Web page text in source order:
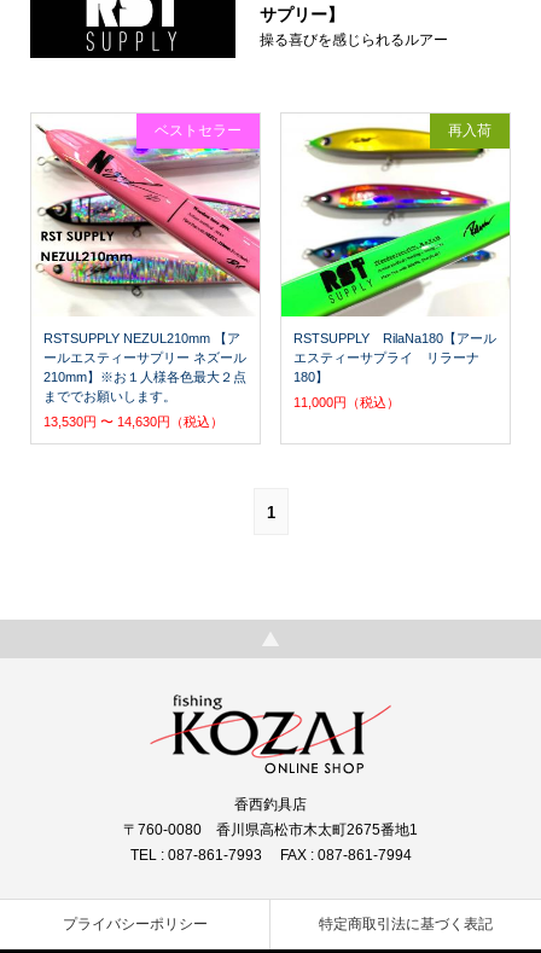
サプリー】
操る喜びを感じられるルアー
RSTSUPPLY NEZUL210mm 【ア
ールエスティーサプリー ネズール
210mm】※お１人様各色最大２点
まででお願いします。
13,530円 〜 14,630円（税込）
ベストセラー
RSTSUPPLY RilaNa180【アール
エスティーサプライ リラーナ
180】
11,000円（税込）
再入荷
1
香西釣具店
〒760-0080 香川県高松市木太町2675番地1
TEL : 087-861-7993 FAX : 087-861-7994
プライバシーポリシー 特定商取引法に基づく表記